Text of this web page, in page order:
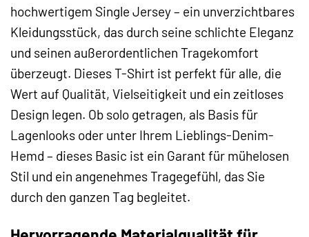
hochwertigem Single Jersey – ein unverzichtbares
Kleidungsstück, das durch seine schlichte Eleganz
und seinen außerordentlichen Tragekomfort
überzeugt. Dieses T-Shirt ist perfekt für alle, die
Wert auf Qualität, Vielseitigkeit und ein zeitloses
Design legen. Ob solo getragen, als Basis für
Lagenlooks oder unter Ihrem Lieblings-Denim-
Hemd – dieses Basic ist ein Garant für mühelosen
Stil und ein angenehmes Tragegefühl, das Sie
durch den ganzen Tag begleitet.